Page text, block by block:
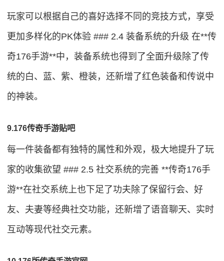
玩家可以根据自己的喜好选择不同的竞技方式，享受
更加多样化的PK体验 ### 2.4 装备系统的升级 在**传
奇176手游**中，装备系统也得到了全面升级除了传
统的白、蓝、紫、橙装，还新增了红色装备和传说中
的神装。
9.176传奇手游贴吧
每一件装备都有独特的属性和外观，极大地提升了玩
家的收集欲望 ### 2.5 社交系统的完善 **传奇176手
游**在社交系统上也下足了功夫除了保留行会、好
友、夫妻等经典社交功能，还新增了语音聊天、实时
互动等现代社交元素。